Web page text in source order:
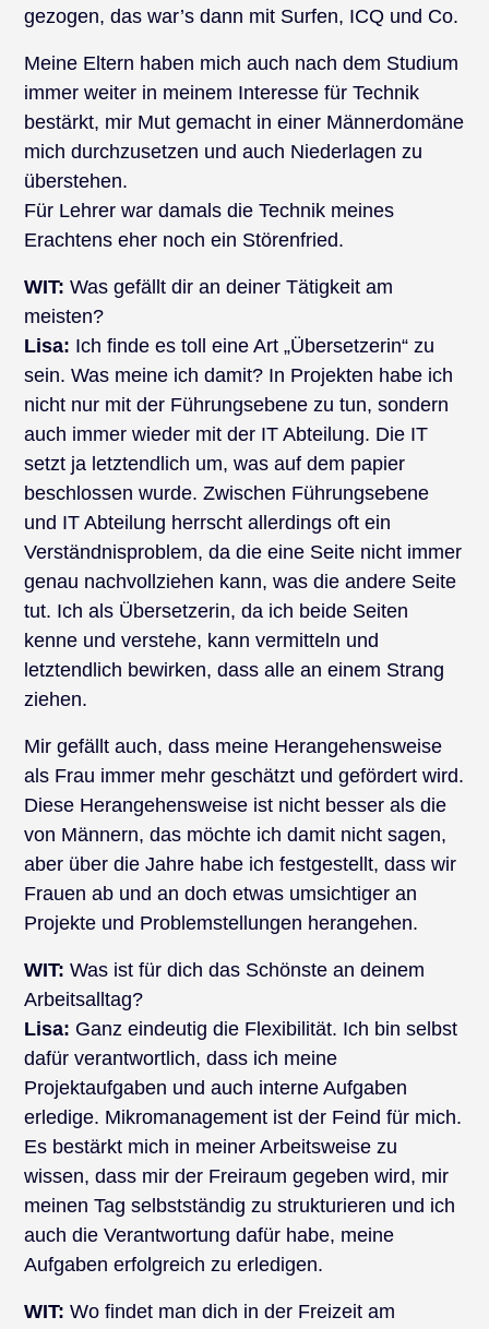
gezogen, das war’s dann mit Surfen, ICQ und Co.
Meine Eltern haben mich auch nach dem Studium
immer weiter in meinem Interesse für Technik
bestärkt, mir Mut gemacht in einer Männerdomäne
mich durchzusetzen und auch Niederlagen zu
überstehen.
Für Lehrer war damals die Technik meines
Erachtens eher noch ein Störenfried.
WIT: Was gefällt dir an deiner Tätigkeit am
meisten?
Lisa: Ich finde es toll eine Art „Übersetzerin“ zu
sein. Was meine ich damit? In Projekten habe ich
nicht nur mit der Führungsebene zu tun, sondern
auch immer wieder mit der IT Abteilung. Die IT
setzt ja letztendlich um, was auf dem papier
beschlossen wurde. Zwischen Führungsebene
und IT Abteilung herrscht allerdings oft ein
Verständnisproblem, da die eine Seite nicht immer
genau nachvollziehen kann, was die andere Seite
tut. Ich als Übersetzerin, da ich beide Seiten
kenne und verstehe, kann vermitteln und
letztendlich bewirken, dass alle an einem Strang
ziehen.
Mir gefällt auch, dass meine Herangehensweise
als Frau immer mehr geschätzt und gefördert wird.
Diese Herangehensweise ist nicht besser als die
von Männern, das möchte ich damit nicht sagen,
aber über die Jahre habe ich festgestellt, dass wir
Frauen ab und an doch etwas umsichtiger an
Projekte und Problemstellungen herangehen.
WIT: Was ist für dich das Schönste an deinem
Arbeitsalltag?
Lisa: Ganz eindeutig die Flexibilität. Ich bin selbst
dafür verantwortlich, dass ich meine
Projektaufgaben und auch interne Aufgaben
erledige. Mikromanagement ist der Feind für mich.
Es bestärkt mich in meiner Arbeitsweise zu
wissen, dass mir der Freiraum gegeben wird, mir
meinen Tag selbstständig zu strukturieren und ich
auch die Verantwortung dafür habe, meine
Aufgaben erfolgreich zu erledigen.
WIT: Wo findet man dich in der Freizeit am